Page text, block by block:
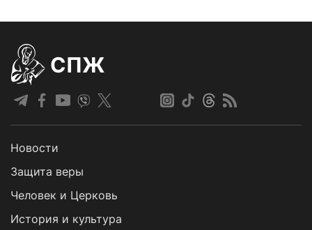
СПЖ
Новости
Защита веры
Человек и Церковь
История и культура